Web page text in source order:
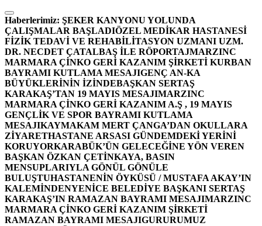
İçeriğe
atla
Haberlerimiz: ŞEKER KANYONU YOLUNDA
ÇALIŞMALAR BAŞLADIÖZEL MEDİKAR HASTANESİ
FİZİK TEDAVİ VE REHABİLİTASYON UZMANI UZM.
DR. NECDET ÇATALBAŞ İLE RÖPORTAJMARZINC
MARMARA ÇİNKO GERİ KAZANIM ŞİRKETİ KURBAN
BAYRAMI KUTLAMA MESAJIGENÇ AN-KA
BÜYÜKLERİNİN İZİNDEBAŞKAN SERTAŞ
KARAKAŞ’TAN 19 MAYIS MESAJIMARZINC
MARMARA ÇİNKO GERİ KAZANIM A.Ş , 19 MAYIS
GENÇLİK VE SPOR BAYRAMI KUTLAMA
MESAJIKAYMAKAM MERT ÇANGA’DAN OKULLARA
ZİYARETHASTANE ARSASI GÜNDEMDEKİ YERİNİ
KORUYORKARABÜK’ÜN GELECEĞİNE YÖN VEREN
BAŞKAN ÖZKAN ÇETİNKAYA, BASIN
MENSUPLARIYLA GÖNÜL GÖNÜLE
BULUŞTUHASTANENİN ÖYKÜSÜ / MUSTAFA AKAY’IN
KALEMİNDENYENİCE BELEDİYE BAŞKANI SERTAŞ
KARAKAŞ’IN RAMAZAN BAYRAMI MESAJIMARZINC
MARMARA ÇİNKO GERİ KAZANIM ŞİRKETİ
RAMAZAN BAYRAMI MESAJIGURURUMUZ